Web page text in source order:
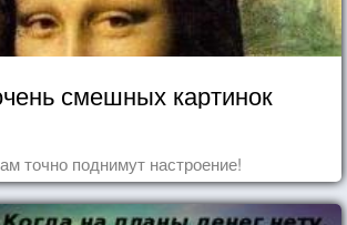
смешных картинок
точно поднимут настроение!